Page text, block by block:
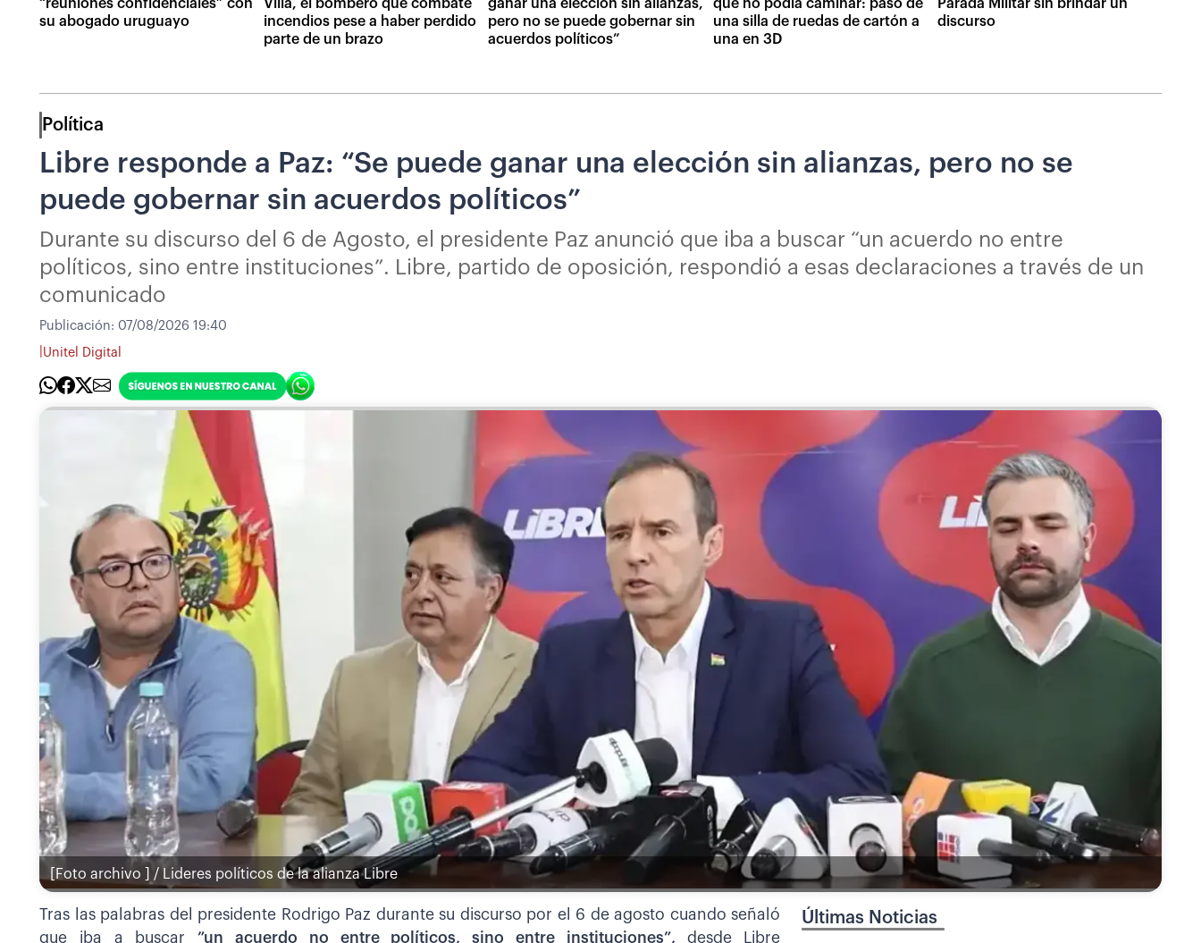
“reuniones confidenciales” con
su abogado uruguayo
Villa, el bombero que combate
incendios pese a haber perdido
parte de un brazo
ganar una elección sin alianzas,
pero no se puede gobernar sin
acuerdos políticos”
que no podía caminar: pasó de
una silla de ruedas de cartón a
una en 3D
Parada Militar sin brindar un
discurso
Política
Libre responde a Paz: “Se puede ganar una elección sin alianzas, pero no se
puede gobernar sin acuerdos políticos”
Durante su discurso del 6 de Agosto, el presidente Paz anunció que iba a buscar “un acuerdo no entre
políticos, sino entre instituciones”. Libre, partido de oposición, respondió a esas declaraciones a través de un
comunicado
Publicación: 07/08/2026 19:40
Unitel Digital
[Foto archivo ] / Lideres políticos de la alianza Libre
Tras las palabras del presidente Rodrigo Paz durante su discurso por el 6 de agosto cuando señaló
que iba a buscar ”un acuerdo no entre políticos, sino entre instituciones”, desde Libre
Últimas Noticias